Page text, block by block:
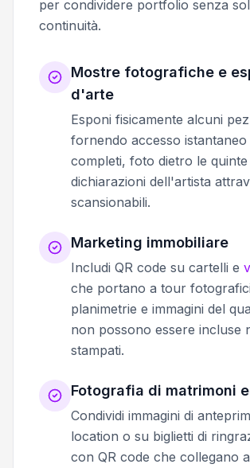
per condividere portfolio senza
continuità.
Mostre fotografiche e
d'arte
Esponi fisicamente alcuni
fornendo accesso
completi, foto dietro le quinte
dichiarazioni dell'artista
scansionabili.
Marketing immobiliare
Includi QR code su cartelli e
che portano a tour
planimetrie e immagini del
non possono essere incluse
stampati.
Fotografia di matrimoni
Condividi immagini di
location o su biglietti di
con QR code che collegano a